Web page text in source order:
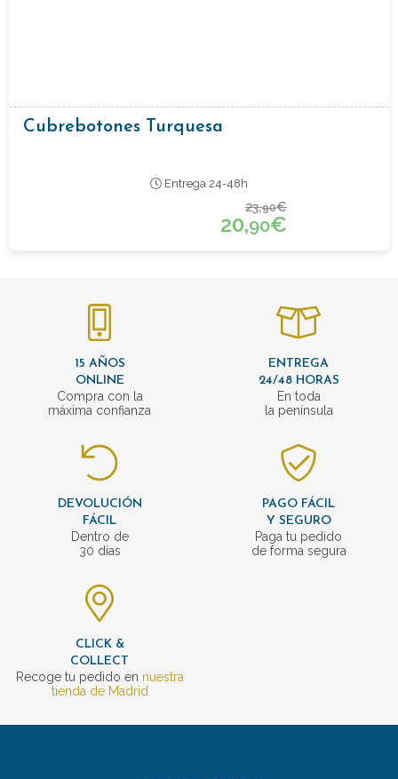
Cubrebotones Turquesa
Entrega 24-48h
23,90€
20,90€
15 AÑOS
ONLINE
Compra con la
máxima confianza
ENTREGA
24/48 HORAS
En toda
la península
DEVOLUCIÓN
FÁCIL
Dentro de
30 días
PAGO FÁCIL
Y SEGURO
Paga tu pedido
de forma segura
CLICK &
COLLECT
Recoge tu pedido en nuestra
tienda de Madrid